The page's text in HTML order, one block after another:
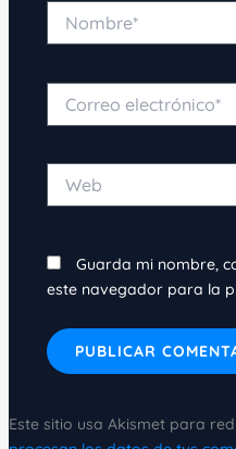
electrónico*
Guarda mi nombre,
este navegador para la
Este sitio usa Akismet para